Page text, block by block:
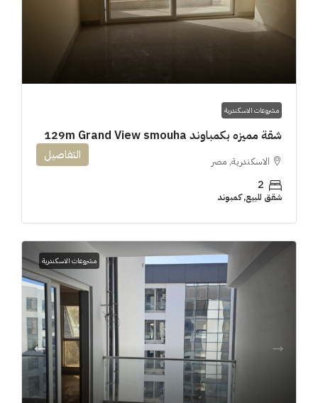
مشروعات الاسكندرية
شقة مميزه بكمباوند 129m Grand View smouha
الاسكندرية, مصر
2
شقق للبيع, كمبوند
التفاصيل
مشروعات الاسكندرية